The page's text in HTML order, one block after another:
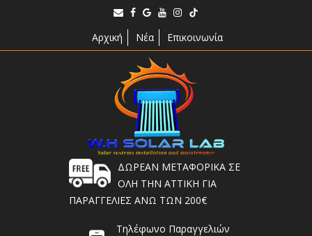
Αρχική Νέα Επικοινωνία
ΔΩΡΕΑΝ ΜΕΤΑΦΟΡΙΚΑ ΣΕ
ΟΛΗ ΤΗΝ ΑΤΤΙΚΗ ΓΙΑ
ΠΑΡΑΓΓΕΛΙΕΣ ΑΝΩ ΤΩΝ 200€
Τηλέφωνο Παραγγελιών